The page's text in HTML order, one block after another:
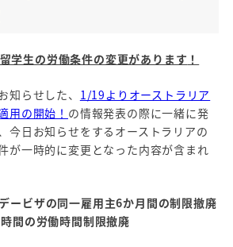
学生の労働条件の変更があります ！
知らせした、 1/19よりオーストラリア
用の開始！ の情報発表の際に一緒に発
今日お知らせをするオーストラリアの
が一時的に変更となった内容が含まれ
ービザの同一雇用主6か月間の制限撤廃
間の労働時間制限撤廃